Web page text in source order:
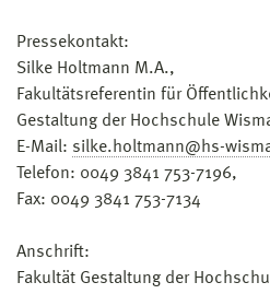
Pressekontakt:
Silke Holtmann M.A.,
Fakultätsreferentin für
Gestaltung der Hochschule
E-Mail: silke.holtmann@hs-
Telefon: 0049 3841 753-7196,
Fax: 0049 3841 753-7134
Anschrift:
Fakultät Gestaltung der